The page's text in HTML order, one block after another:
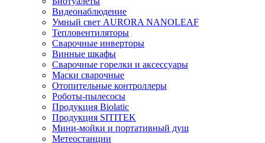
Видеонаблюдение
Умный свет AURORA NANOLEAF
Тепловентиляторы
Сварочные инверторы
Винные шкафы
Сварочные горелки и аксессуары
Маски сварочные
Отопительные контроллеры
Роботы-пылесосы
Продукция Biolatic
Продукция SITITEK
Мини-мойки и портативный душ
Метеостанции